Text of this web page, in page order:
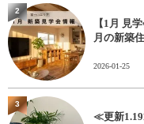
【1月 見
月の新築
2026-01-25
2
≪更新
3